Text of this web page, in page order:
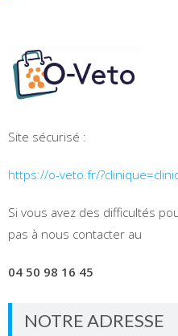
Site sécurisé :
https://o-veto.fr/
Si vous avez des difficultés
pas à nous contacter au
04 50 98 16 45
NOTRE ADRESSE